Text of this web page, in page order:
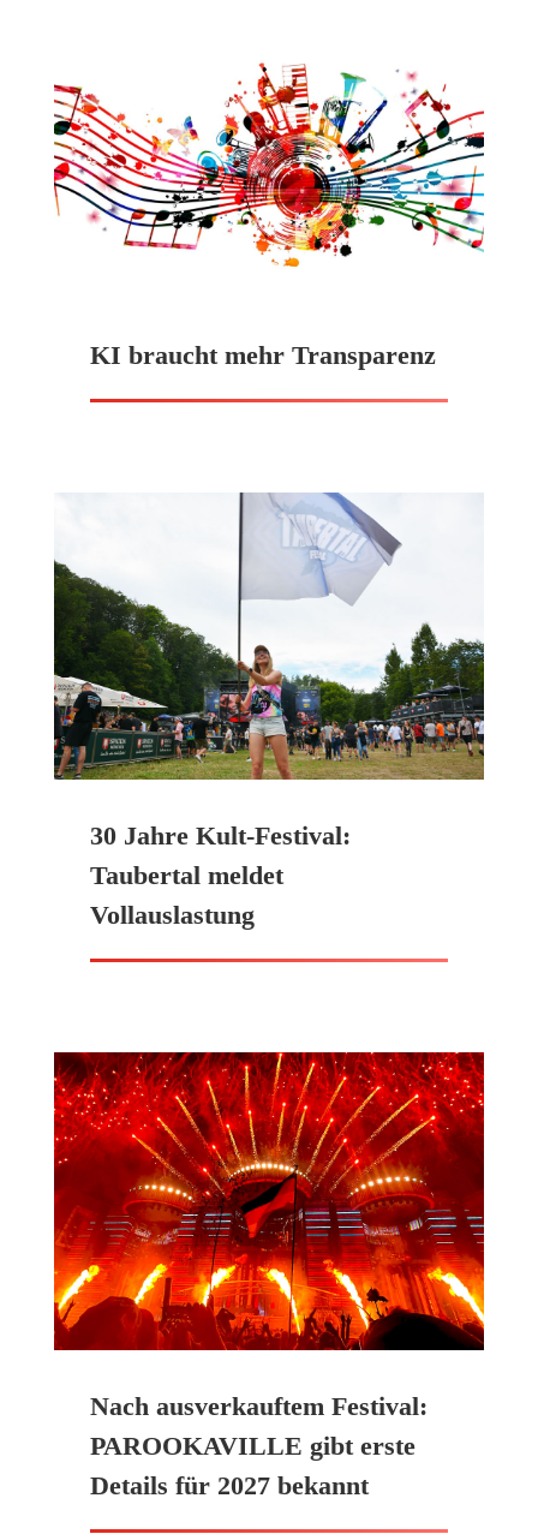
KI braucht mehr Transparenz
30 Jahre Kult-Festival:
Taubertal meldet
Vollauslastung
Nach ausverkauftem Festival:
PAROOKAVILLE gibt erste
Details für 2027 bekannt